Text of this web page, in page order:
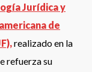
Jurídica y
de
realizado en la
refuerza su